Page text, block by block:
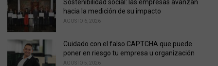
:
Sostenibilidad social: las empresas avanzan
hacia la medición de su impacto
AGOSTO 6, 2026
Cuidado con el falso CAPTCHA que puede
poner en riesgo tu empresa u organización
AGOSTO 5, 2026